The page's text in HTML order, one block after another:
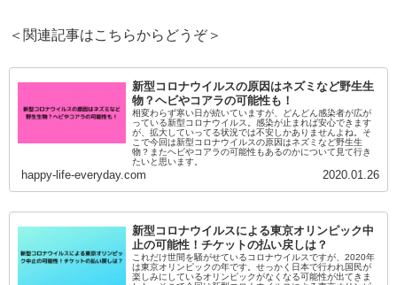
＜関連記事はこちらからどうぞ＞
新型コロナウイルスの原因はネズミなど野生生
物？ヘビやコアラの可能性も！
相変わらず寒い日が続いていますが、どんどん感染者が広が
っている新型コロナウイルス。感染が止まれば安心できます
が、拡大していってる状況では不安しかありませんよね。そ
こで今回は新型コロナウイルスの原因はネズミなど野生生
物？またヘビやコアラの可能性もあるのかについて見て行き
たいと思います。
happy-life-everyday.com 2020.01.26
新型コロナウイルスによる東京オリンピック中
止の可能性！チケットの払い戻しは？
これだけ世間を騒がせているコロナウイルスですが、2020年
は東京オリンピックの年です。せっかく日本で行われ国民が
楽しみにしているオリンピックがなくなる可能性が出てきま